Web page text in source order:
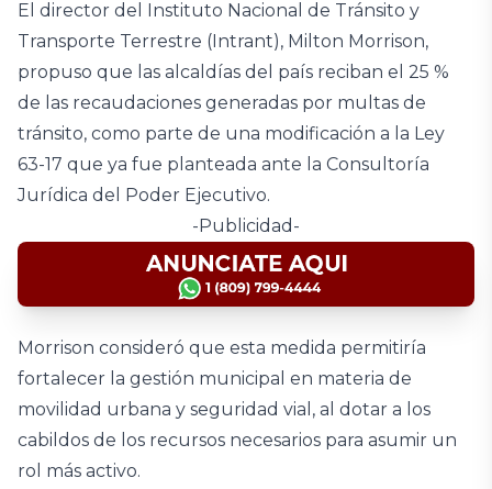
El director del Instituto Nacional de Tránsito y
Transporte Terrestre (Intrant), Milton Morrison,
propuso que las alcaldías del país reciban el 25 %
de las recaudaciones generadas por multas de
tránsito, como parte de una modificación a la Ley
63-17 que ya fue planteada ante la Consultoría
Jurídica del Poder Ejecutivo.
-Publicidad-
Morrison consideró que esta medida permitiría
fortalecer la gestión municipal en materia de
movilidad urbana y seguridad vial, al dotar a los
cabildos de los recursos necesarios para asumir un
rol más activo.